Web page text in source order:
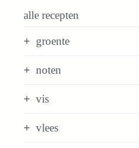
alle recepten
groente
noten
vis
vlees